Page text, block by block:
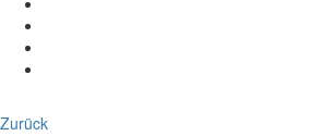
Zurück